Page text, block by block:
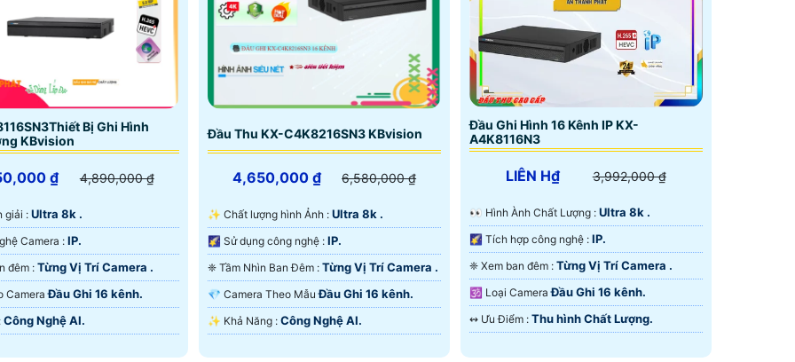
Bị Ghi Hình
KBvision
₫ 4,890,000 ₫
giải : Ultra 8k .
⚙ Công Nghệ Camera : IP.
🔴 Xem ban đêm : Từng Vị Trí Camera .
CameraĐầu Ghi 16 kênh.
: Công Nghệ AI.
Đầu Thu KX-C4K8216SN3 KBvision
4,650,000 ₫ 6,580,000 ₫
✨ Chất lượng hình Ảnh : Ultra 8k .
🌠 Sử dụng công nghệ : IP.
❈ Tầm Nhìn Ban Đêm : Từng Vị Trí Camera .
💎 Camera Theo MẫuĐầu Ghi 16 kênh.
️✨ Khả Năng : Công Nghệ AI.
Đầu Ghi Hình 16 Kênh IP KX-
A4K8116N3
LIÊN H₫ 3,992,000 ₫
️👀 Hình Ành Chất Lượng : Ultra 8k .
🌠 Tích hợp công nghệ : IP.
❈ Xem ban đêm : Từng Vị Trí Camera .
🕉️ Loại CameraĐầu Ghi 16 kênh.
️↭ Ưu Điểm : Thu hình Chất Lượng.